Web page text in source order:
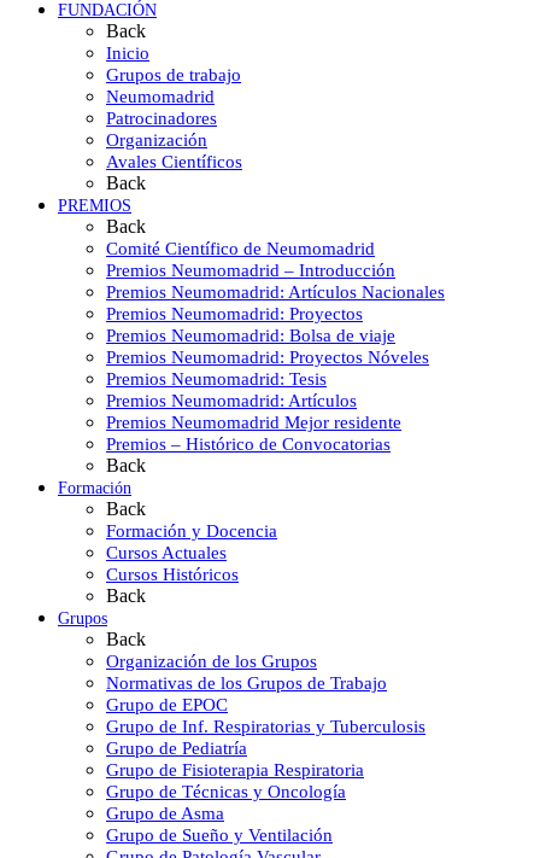
FUNDACIÓN
Back
Inicio
Grupos de trabajo
Neumomadrid
Patrocinadores
Organización
Avales Científicos
Back
PREMIOS
Back
Comité Científico de Neumomadrid
Premios Neumomadrid – Introducción
Premios Neumomadrid: Artículos Nacionales
Premios Neumomadrid: Proyectos
Premios Neumomadrid: Bolsa de viaje
Premios Neumomadrid: Proyectos Nóveles
Premios Neumomadrid: Tesis
Premios Neumomadrid: Artículos
Premios Neumomadrid Mejor residente
Premios – Histórico de Convocatorias
Back
Formación
Back
Formación y Docencia
Cursos Actuales
Cursos Históricos
Back
Grupos
Back
Organización de los Grupos
Normativas de los Grupos de Trabajo
Grupo de EPOC
Grupo de Inf. Respiratorias y Tuberculosis
Grupo de Pediatría
Grupo de Fisioterapia Respiratoria
Grupo de Técnicas y Oncología
Grupo de Asma
Grupo de Sueño y Ventilación